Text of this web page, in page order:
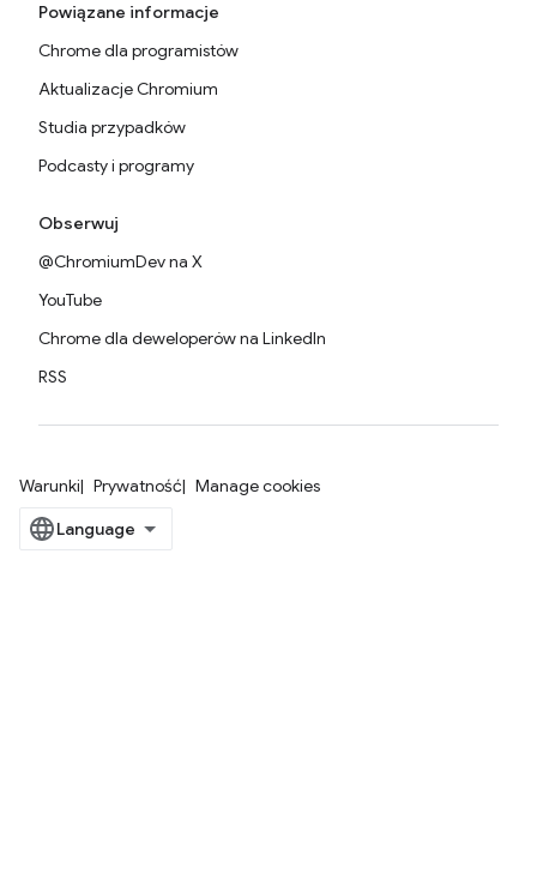
Powiązane informacje
Chrome dla programistów
Aktualizacje Chromium
Studia przypadków
Podcasty i programy
Obserwuj
@ChromiumDev na X
YouTube
Chrome dla deweloperów na LinkedIn
RSS
Warunki Prywatność Manage cookies